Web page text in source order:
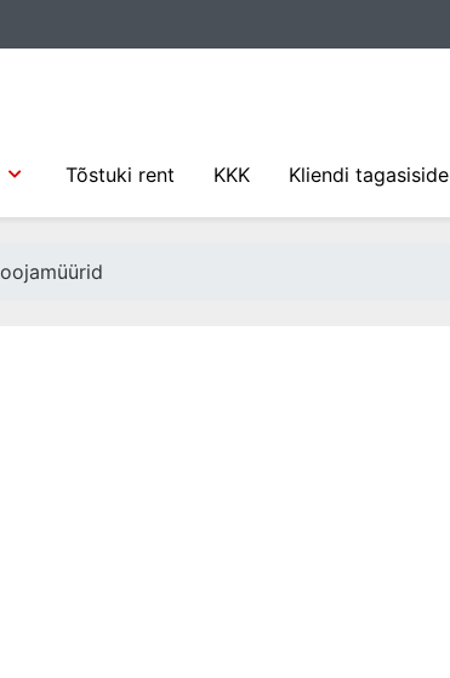
Tõstuki rent KKK Kliendi tagasiside